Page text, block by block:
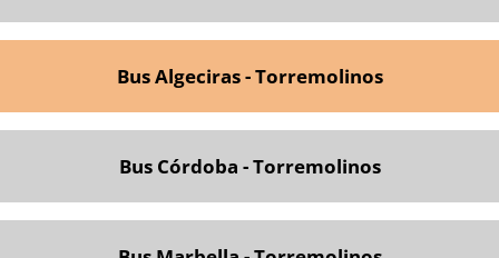
Bus Algeciras - Torremolinos
Bus Córdoba - Torremolinos